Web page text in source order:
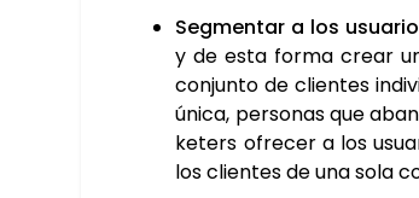
Seg­men­tar a los
y de esta for­ma crear
con­jun­to de clien­tes
úni­ca, per­so­nas que
ke­ters ofre­cer a los
los clien­tes de una sola